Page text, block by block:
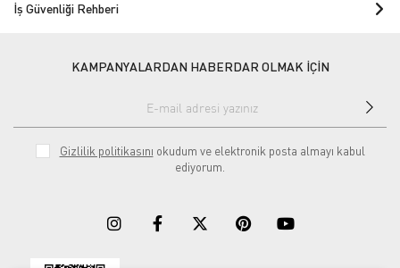
İş Güvenliği Rehberi
KAMPANYALARDAN HABERDAR OLMAK İÇİN
Gizlilik politikasını okudum ve elektronik posta almayı kabul
ediyorum.